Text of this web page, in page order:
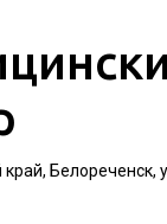
край, Белореченск,